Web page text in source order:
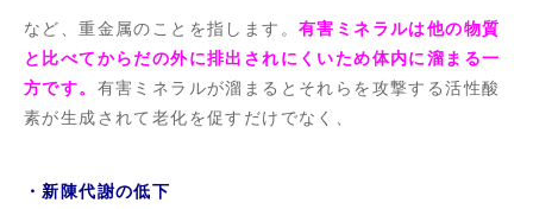
など、重金属のことを指します。 有害ミネラルは他の物質
と比べてからだの外に排出されにくいため体内に溜まる一
方です。 有害ミネラルが溜まるとそれらを攻撃する活性酸
素が生成されて老化を促すだけでなく、
・新陳代謝の低下